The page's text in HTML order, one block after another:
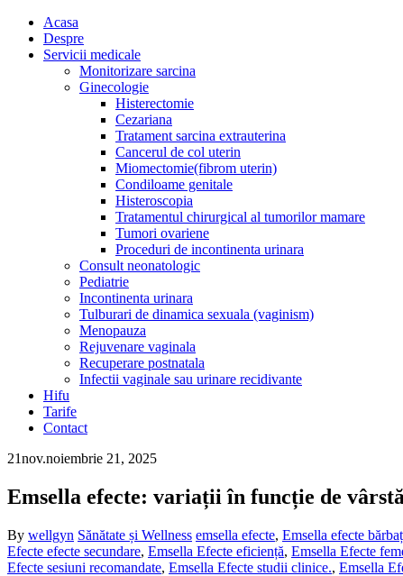
Acasa
Despre
Servicii medicale
Monitorizare sarcina
Ginecologie
Histerectomie
Cezariana
Tratament sarcina extrauterina
Cancerul de col uterin
Miomectomie(fibrom uterin)
Condiloame genitale
Histeroscopia
Tratamentul chirurgical al tumorilor mamare
Tumori ovariene
Proceduri de incontinenta urinara
Consult neonatologic
Pediatrie
Incontinenta urinara
Tulburari de dinamica sexuala (vaginism)
Menopauza
Rejuvenare vaginala
Recuperare postnatala
Infectii vaginale sau urinare recidivante
Hifu
Tarife
Contact
21nov.noiembrie 21, 2025
Emsella efecte: variații în funcție de
By wellgyn Sănătate și Wellness emsella efecte, Emsella efecte
Efecte efecte secundare, Emsella Efecte eficiență, Emsella Efecte
Efecte sesiuni recomandate, Emsella Efecte studii clinice., Emsella